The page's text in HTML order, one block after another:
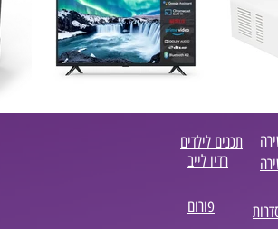
תכנים לילדים
רדיו לייב
פורום